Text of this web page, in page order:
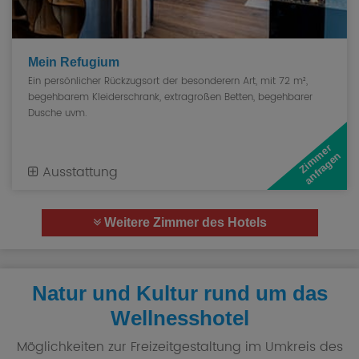
Mein Refugium
Ein persönlicher Rückzugsort der besonderern Art, mit 72 m²,
begehbarem Kleiderschrank, extragroßen Betten, begehbarer
Dusche uvm.
Ausstattung Z
i
m
m
e
r
a
n
f
r
a
g
e
n
Weitere Zimmer des Hotels
Natur und Kultur rund um das
Wellnesshotel
Möglichkeiten zur Freizeitgestaltung im Umkreis des